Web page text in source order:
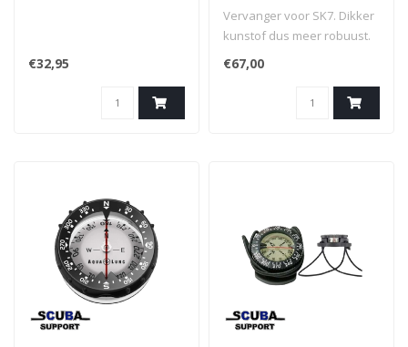
€32,95
Vervanger voor SK7. Dikker
kunstof dus meer robuust.
Zeer goed afleesbaar, ook
onder hoek.
€67,00